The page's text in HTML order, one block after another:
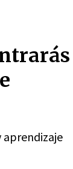
aprendizaje